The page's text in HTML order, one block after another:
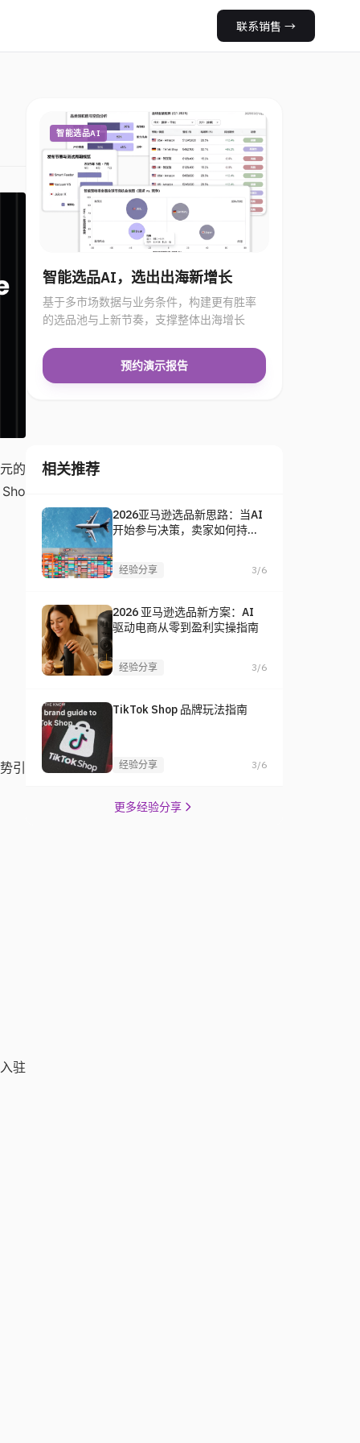
联系销售 →
的
引
驻
智能选品AI
智能选品AI，选出出海新增长
基于多市场数据与业务条件，构建更有胜率
的选品池与上新节奏，支撑整体出海增长
预约演示报告
相关推荐
2026亚马逊选品新思路：当AI
开始参与决策，卖家如何持续
经验分享 3/6
2026 亚马逊选品新方案：AI
驱动电商从零到盈利实操指南
经验分享 3/6
TikTok Shop 品牌玩法指南
经验分享 3/6
更多经验分享